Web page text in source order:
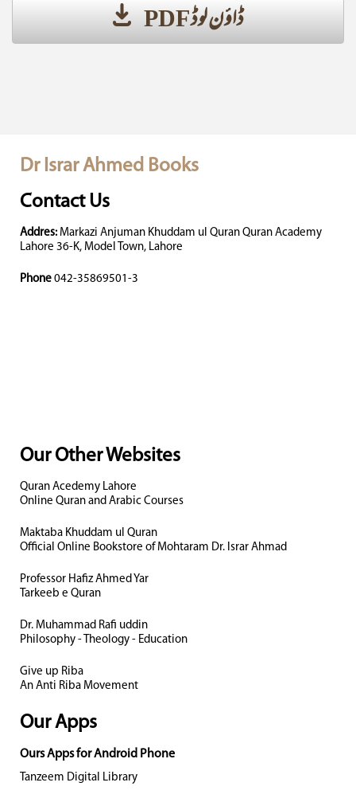
ڈاؤن لوڈ PDF
Dr Israr Ahmed Books
Contact Us
Addres: Markazi Anjuman Khuddam ul Quran Quran Academy
Lahore 36-K, Model Town, Lahore
Phone 042-35869501-3
Our Other Websites
Quran Acedemy Lahore
Online Quran and Arabic Courses
Maktaba Khuddam ul Quran
Official Online Bookstore of Mohtaram Dr. Israr Ahmad
Professor Hafiz Ahmed Yar
Tarkeeb e Quran
Dr. Muhammad Rafi uddin
Philosophy - Theology - Education
Give up Riba
An Anti Riba Movement
Our Apps
Ours Apps for Android Phone
Tanzeem Digital Library